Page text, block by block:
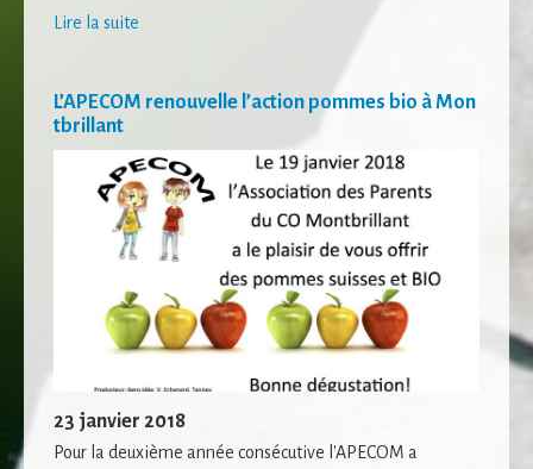
Lire la suite
L’APECOM renouvelle l’action pommes bio à Mon
tbrillant
23 janvier 2018
Pour la deuxième année consécutive l'APECOM a
En partageant
votre intérêt et
votre
lorsque vous
visitez notre
site, vous
augmentez les
chances de voir
des offres